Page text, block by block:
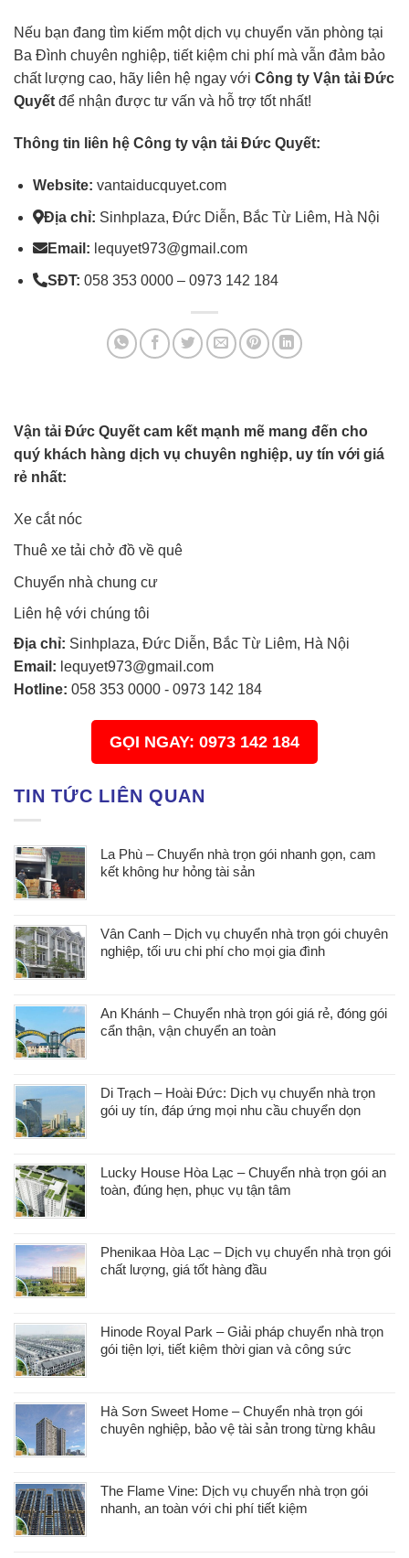
Nếu bạn đang tìm kiếm một dịch vụ chuyển văn phòng tại
Ba Đình chuyên nghiệp, tiết kiệm chi phí mà vẫn đảm bảo
chất lượng cao, hãy liên hệ ngay với Công ty Vận tải Đức
Quyết để nhận được tư vấn và hỗ trợ tốt nhất!
Thông tin liên hệ Công ty vận tải Đức Quyết:
Website: vantaiducquyet.com
Địa chỉ: Sinhplaza, Đức Diễn, Bắc Từ Liêm, Hà Nội
Email: lequyet973@gmail.com
SĐT: 058 353 0000 – 0973 142 184
Vận tải Đức Quyết cam kết mạnh mẽ mang đến cho
quý khách hàng dịch vụ chuyên nghiệp, uy tín với giá
rẻ nhất:
Xe cắt nóc
Thuê xe tải chở đồ về quê
Chuyển nhà chung cư
Liên hệ với chúng tôi
Địa chỉ: Sinhplaza, Đức Diễn, Bắc Từ Liêm, Hà Nội
Email: lequyet973@gmail.com
Hotline: 058 353 0000 - 0973 142 184
GỌI NGAY: 0973 142 184
TIN TỨC LIÊN QUAN
La Phù – Chuyển nhà trọn gói nhanh gọn, cam
kết không hư hỏng tài sản
Vân Canh – Dịch vụ chuyển nhà trọn gói chuyên
nghiệp, tối ưu chi phí cho mọi gia đình
An Khánh – Chuyển nhà trọn gói giá rẻ, đóng gói
cẩn thận, vận chuyển an toàn
Di Trạch – Hoài Đức: Dịch vụ chuyển nhà trọn
gói uy tín, đáp ứng mọi nhu cầu chuyển dọn
Lucky House Hòa Lạc – Chuyển nhà trọn gói an
toàn, đúng hẹn, phục vụ tận tâm
Phenikaa Hòa Lạc – Dịch vụ chuyển nhà trọn gói
chất lượng, giá tốt hàng đầu
Hinode Royal Park – Giải pháp chuyển nhà trọn
gói tiện lợi, tiết kiệm thời gian và công sức
Hà Sơn Sweet Home – Chuyển nhà trọn gói
chuyên nghiệp, bảo vệ tài sản trong từng khâu
The Flame Vine: Dịch vụ chuyển nhà trọn gói
nhanh, an toàn với chi phí tiết kiệm